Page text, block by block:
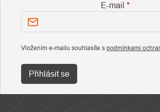
E-mail
Vložením e-mailu souhlasíte s podmínkami
Přihlásit se